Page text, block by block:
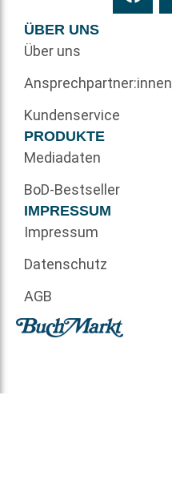
ÜBER UNS
Über uns
Ansprechpartner:innen
Kundenservice
PRODUKTE
Mediadaten
BoD-Bestseller
IMPRESSUM
Impressum
Datenschutz
AGB